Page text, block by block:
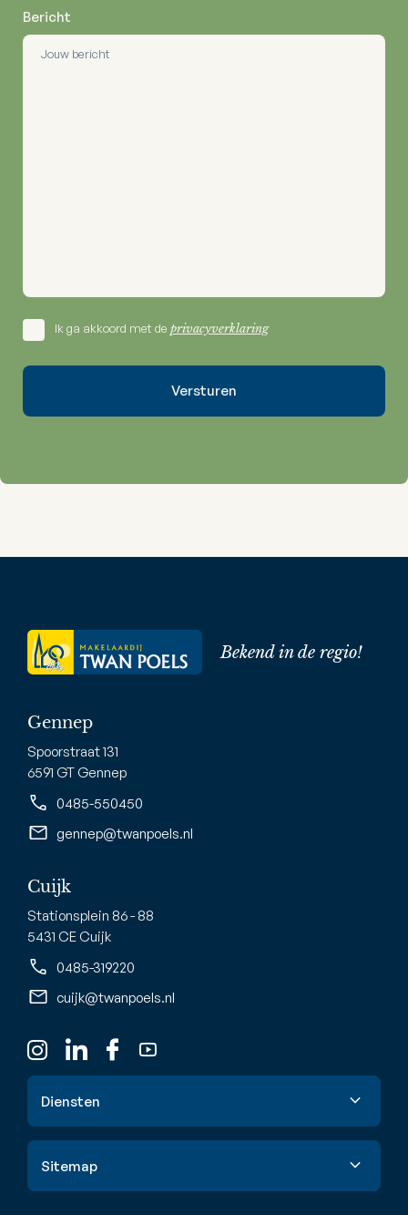
Bericht
Ik ga akkoord met de privacyverklaring
Bekend in de regio!
Gennep
Spoorstraat 131
6591 GT Gennep
0485-550450
gennep@twanpoels.nl
Cuijk
Stationsplein 86 - 88
5431 CE Cuijk
0485-319220
cuijk@twanpoels.nl
Diensten
Sitemap